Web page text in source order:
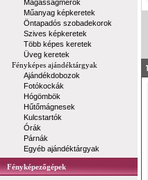
Magasságmérők
Műanyag képkeretek
Öntapadós szobadekorok
Szives képkeretek
Több képes keretek
Üveg keretek
Fényképes ajándéktárgyak
Ajándékdobozok
Fotókockák
Hógömbök
Hűtőmágnesek
Kulcstartók
Órák
Párnák
Egyéb ajándéktárgyak
Fényképezőgépek